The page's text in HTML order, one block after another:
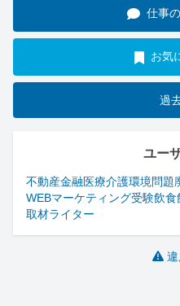
仕事
お気
過
ユー
不動産金融医療介護環境問題
WEBマーケティング受験飲食
取材ライター